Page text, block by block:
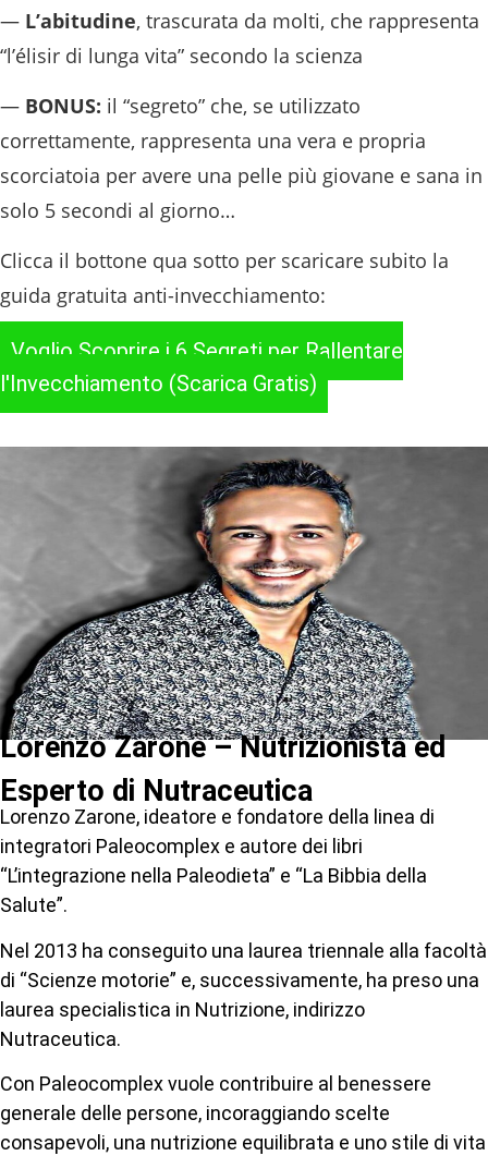
— L’abitudine, trascurata da molti, che rappresenta
“l’élisir di lunga vita” secondo la scienza
— BONUS: il “segreto” che, se utilizzato
correttamente, rappresenta una vera e propria
scorciatoia per avere una pelle più giovane e sana in
solo 5 secondi al giorno…
Clicca il bottone qua sotto per scaricare subito la
guida gratuita anti-invecchiamento:
Voglio Scoprire i 6 Segreti per Rallentare
l'Invecchiamento (Scarica Gratis)
Lorenzo Zarone – Nutrizionista ed
Esperto di Nutraceutica
Lorenzo Zarone, ideatore e fondatore della linea di
integratori Paleocomplex e autore dei libri
“L’integrazione nella Paleodieta” e “La Bibbia della
Salute”.
Nel 2013 ha conseguito una laurea triennale alla facoltà
di “Scienze motorie” e, successivamente, ha preso una
laurea specialistica in Nutrizione, indirizzo
Nutraceutica.
Con Paleocomplex vuole contribuire al benessere
generale delle persone, incoraggiando scelte
consapevoli, una nutrizione equilibrata e uno stile di vita